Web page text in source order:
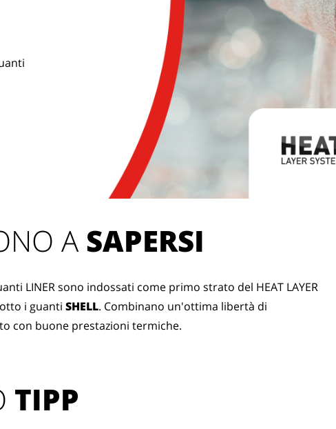
TIPP
A SAPERSI
LINER sono indossati come primo strato del HEAT LAYER
i guanti SHELL. Combinano un'ottima libertà di
con buone prestazioni termiche.